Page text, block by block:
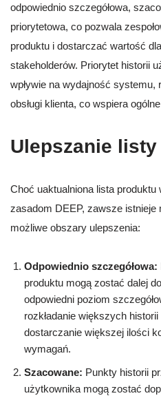
odpowiednio szczegółowa,
priorytetowa, co pozwala
produktu i dostarczać wartość
stakeholderów. Priorytet historii
wpływie na wydajność systemu,
obsługi klienta, co wspiera
Ulepszanie
Choć uaktualniona lista
zasadom DEEP, zawsze istnieje
możliwe obszary ulepszenia:
Odpowiednio szczegółowa:
produktu mogą zostać dalej
odpowiedni poziom
rozkładanie większych
dostarczanie większej ilości
wymagań.
Szacowane: Punkty historii
użytkownika mogą zostać